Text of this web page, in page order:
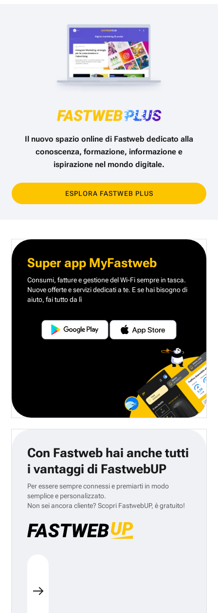
Il nuovo spazio online di Fastweb dedicato alla
conoscenza, formazione, informazione e
ispirazione nel mondo digitale.
ESPLORA FASTWEB PLUS
Super app MyFastweb
Consumi, fatture e gestione del Wi-Fi sempre in tasca.
Nuove offerte e servizi dedicati a te. E se hai bisogno di
aiuto, fai tutto da lì
Con Fastweb hai anche tutti
i vantaggi di FastwebUP
Per essere sempre connessi e premiarti in modo
semplice e personalizzato.
Non sei ancora cliente? Scopri FastwebUP, è gratuito!